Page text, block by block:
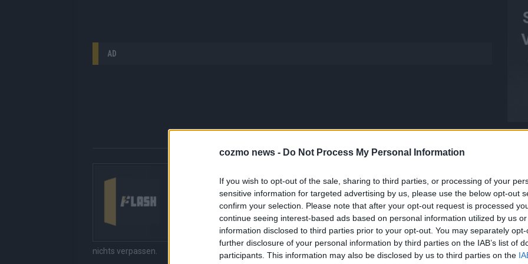
cozmo news - Do Not Process My Personal Information
If you wish to opt-out of the sale, sharing to third parties, or processing of your
sensitive information for targeted advertising by us, please use the below opt-out
confirm your selection. Please note that after your opt-out request is processed
continue seeing interest-based ads based on personal information utilized by us
information disclosed to third parties prior to your opt-out. You may separately
further disclosure of your personal information by third parties on the IAB’s list of
participants. This information may also be disclosed by us to third parties on the
AD
Hier gibt’s die freshesten Streams, die spannendsten Videos und alles, was du
gerade unbedingt sehen musst. Ob News, Unterhaltung oder Specials – wir
bringen dir die Inhalte direkt auf den Screen, live oder on-demand. Unsere
Redaktion kuratiert die Clips, Streams und Highlights extra für dich. Kein langes
Suchen, kein Scrollen durch endlose Seiten – einfach einschalten, mitfiebern und
nichts verpassen.